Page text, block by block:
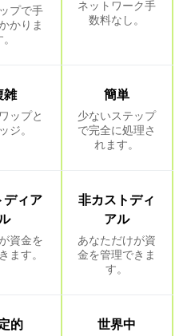
プで手
かりま
ネットワーク手
数料なし。
雑
ップと
ジ。
簡単
少ないステップ
で完全に処理さ
れます。
ディア
資金を
ます。
非カストディ
アル
あなただけが資
金を管理できま
す。
的 世界中